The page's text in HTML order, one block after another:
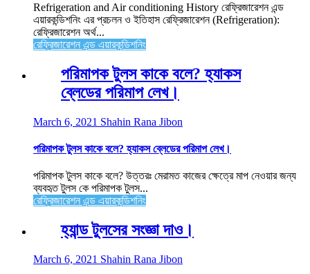
Refrigeration and Air conditioning History রেফ্রিজারেশন এন্ড
এয়ারকন্ডিশনিং এর প্রচলন ও ইতিহাস রেফ্রিজারেশন (Refrigeration):
রেফ্রিজারেশন অর্থ...
রেফ্রিজারেশন এন্ড এয়ারকন্ডিশনিং
পরিমাপক টুলস কাকে বলে? হ্যাকস
ব্লেডের পরিমাপ লেখ।
March 6, 2021 Shahin Rana Jibon
পরিমাপক টুলস কাকে বলে? হ্যাকস ব্লেডের পরিমাপ লেখ।
পরিমাপক টুলস কাকে বলে? উত্তরঃ মেরামত কাজের ক্ষেত্রে মাপ নেওয়ার জন্য
ব্যবহৃত টুলস কে পরিমাপক টুলস...
রেফ্রিজারেশন এন্ড এয়ারকন্ডিশনিং
হ্যান্ড টুলসের সংজ্ঞা দাও।
March 6, 2021 Shahin Rana Jibon